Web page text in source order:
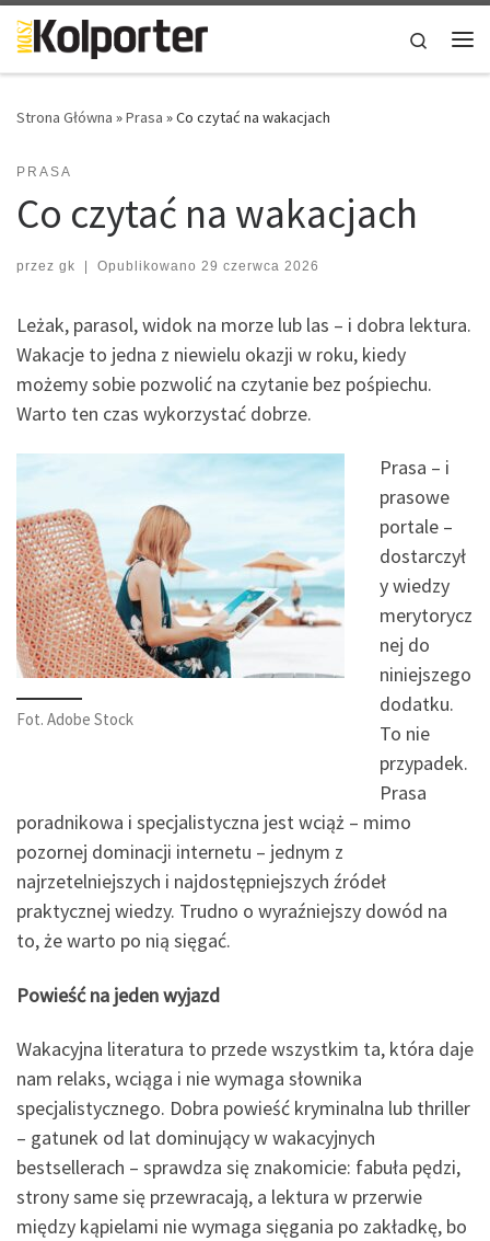
Skip to content
Search
Strona Główna »Prasa »Co czytać na wakacjach
PRASA
Co czytać na wakacjach
przez gk | Opublikowano 29 czerwca 2026
Leżak, parasol, widok na morze lub las – i dobra lektura.
Wakacje to jedna z niewielu okazji w roku, kiedy
możemy sobie pozwolić na czytanie bez pośpiechu.
Warto ten czas wykorzystać dobrze.
Fot. Adobe Stock
Prasa – i
prasowe
portale –
dostarczył
y wiedzy
merytorycz
nej do
niniejszego
dodatku.
To nie
przypadek.
Prasa
poradnikowa i specjalistyczna jest wciąż – mimo
pozornej dominacji internetu – jednym z
najrzetelniejszych i najdostępniejszych źródeł
praktycznej wiedzy. Trudno o wyraźniejszy dowód na
to, że warto po nią sięgać.
Powieść na jeden wyjazd
Wakacyjna literatura to przede wszystkim ta, która daje
nam relaks, wciąga i nie wymaga słownika
specjalistycznego. Dobra powieść kryminalna lub thriller
– gatunek od lat dominujący w wakacyjnych
bestsellerach – sprawdza się znakomicie: fabuła pędzi,
strony same się przewracają, a lektura w przerwie
między kąpielami nie wymaga sięgania po zakładkę, bo